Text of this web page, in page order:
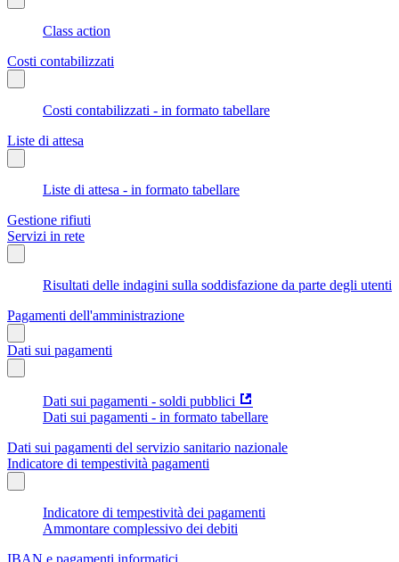
Class action
Costi contabilizzati
Costi contabilizzati - in formato tabellare
Liste di attesa
Liste di attesa - in formato tabellare
Gestione rifiuti
Servizi in rete
Risultati delle indagini sulla soddisfazione da parte degli utenti
Pagamenti dell'amministrazione
Dati sui pagamenti
Dati sui pagamenti - soldi pubblici
Dati sui pagamenti - in formato tabellare
Dati sui pagamenti del servizio sanitario nazionale
Indicatore di tempestività pagamenti
Indicatore di tempestività dei pagamenti
Ammontare complessivo dei debiti
IBAN e pagamenti informatici